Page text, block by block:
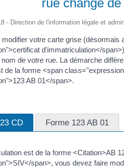
rue change
- Direction de l'information légale et
votre carte grise (désormais
d'immatriculation</
de votre rue. La démarche
de la forme <span
AB 01</span>.
CD Forme 123 AB 01
est de la forme <Citation>AB
span>, vous devez faire